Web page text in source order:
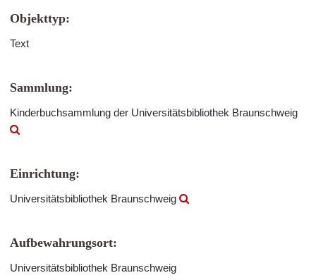
Objekttyp:
Text
Sammlung:
Kinderbuchsammlung der Universitätsbibliothek Braunschweig
Einrichtung:
Universitätsbibliothek Braunschweig
Aufbewahrungsort:
Universitätsbibliothek Braunschweig